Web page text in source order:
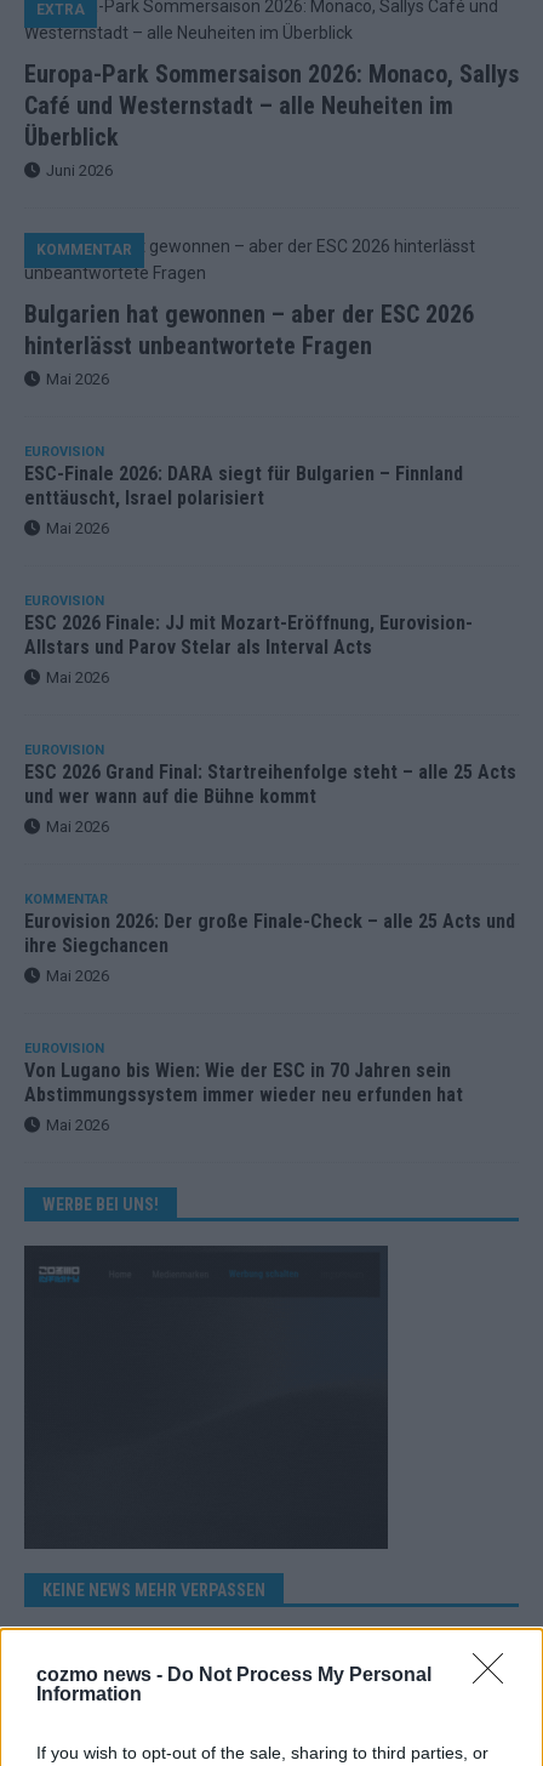
cozmo news - Do Not Process My Personal
Information
If you wish to opt-out of the sale, sharing to third parties, or
Europa-Park Sommersaison 2026: Monaco, Sallys
Café und Westernstadt – alle Neuheiten im
Überblick
EXTRA
Juni 2026
Bulgarien hat gewonnen – aber der ESC 2026
hinterlässt unbeantwortete Fragen
KOMMENTAR
Mai 2026
EUROVISION
ESC-Finale 2026: DARA siegt für Bulgarien – Finnland
enttäuscht, Israel polarisiert
Mai 2026
EUROVISION
ESC 2026 Finale: JJ mit Mozart-Eröffnung, Eurovision-
Allstars und Parov Stelar als Interval Acts
Mai 2026
EUROVISION
ESC 2026 Grand Final: Startreihenfolge steht – alle 25 Acts
und wer wann auf die Bühne kommt
Mai 2026
KOMMENTAR
Eurovision 2026: Der große Finale-Check – alle 25 Acts und
ihre Siegchancen
Mai 2026
EUROVISION
Von Lugano bis Wien: Wie der ESC in 70 Jahren sein
Abstimmungssystem immer wieder neu erfunden hat
Mai 2026
WERBE BEI UNS!
KEINE NEWS MEHR VERPASSEN